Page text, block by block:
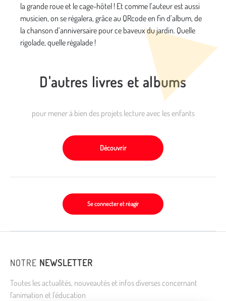
la grande roue et le cage-hôtel ! Et comme l’auteur est aussi
musicien, on se régalera, grâce au QRcode en fin d’album, de
la chanson d’anniversaire pour ce baveux du jardin. Quelle
rigolade, quelle régalade !
D'autres livres et albums
pour mener à bien des projets lecture avec les enfants
Découvrir
Se connecter et réagir
NOTRE NEWSLETTER
Toutes les actualités, nouveautés et infos diverses concernant
l'animation et l'éducation